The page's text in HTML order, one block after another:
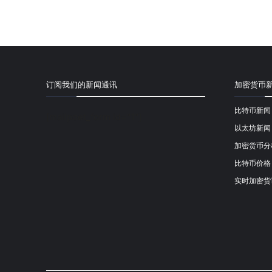
订阅我们的新闻通讯 加密货币
比特币新闻
以太坊新闻
加密货币
比特币价格
实时加密